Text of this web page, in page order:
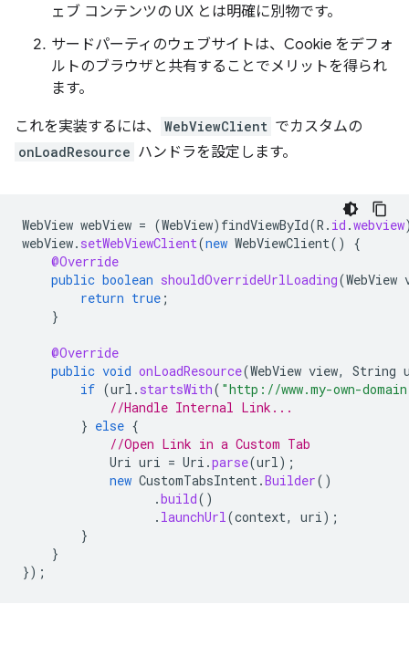
ェブ コンテンツの UX とは明確に別物です。
サードパーティのウェブサイトは、Cookie をデフォ
ルトのブラウザと共有することでメリットを得られ
ます。
これを実装するには、 WebViewClient でカスタムの
onLoadResource ハンドラを設定します。
WebView webView = (WebView) findViewById(R . id .webview
webView. setWebViewClient(new WebViewClient()
{
@Override
public boolean shouldOverrideUrlLoading(WebView
return true ;
}
@Override
public void onLoadResource(WebView view, String
if (url . startsWith( "http://www.my-own-
//Handle Internal Link...
} else {
//Open Link in a Custom Tab
Uri uri = Uri .parse(url);
new CustomTabsIntent.Builder()
.build()
. launchUrl(context, uri);
}
}
});